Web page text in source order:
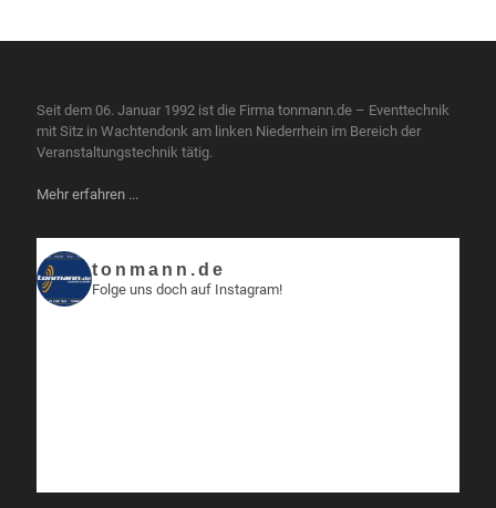
Seit dem 06. Januar 1992 ist die Firma tonmann.de – Eventtechnik
mit Sitz in Wachtendonk am linken Niederrhein im Bereich der
Veranstaltungstechnik tätig.
Mehr erfahren ...
tonmann.de
Folge uns doch auf Instagram!